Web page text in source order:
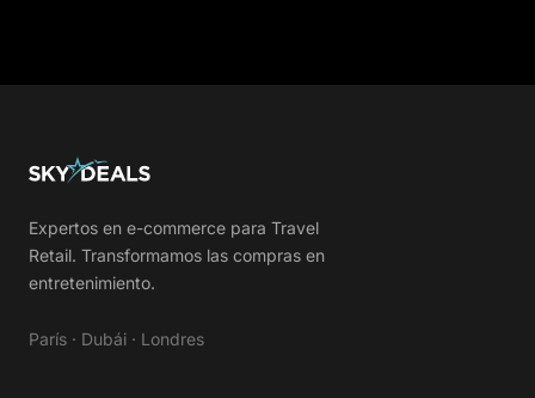
Expertos en e-commerce para Travel
Retail. Transformamos las compras en
entretenimiento.
París · Dubái · Londres